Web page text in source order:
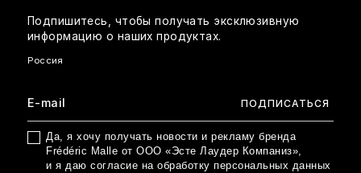
Подпишитесь, чтобы получать эксклюзивную
информацию о наших продуктах.
Да, я хочу получать новости и рекламу бренда
Frédéric Malle от ООО «Эсте Лаудер Компаниз»,
и я даю согласие на обработку персональных данных